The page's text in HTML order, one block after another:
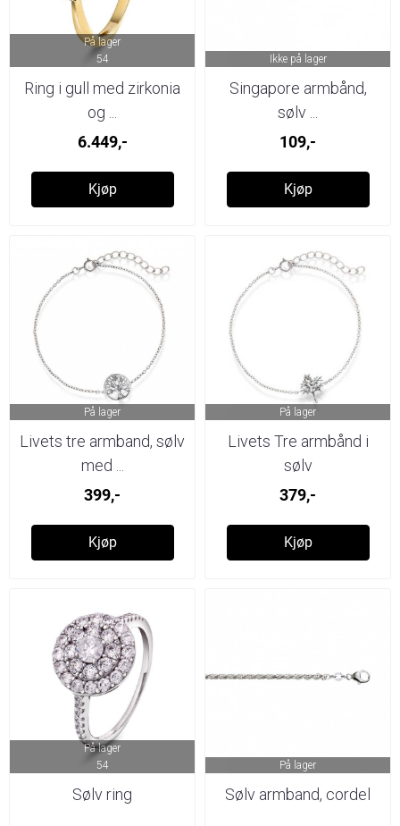
På lager
54
Ring i gull med zirkonia
og ...
6.449,-
Kjøp
Ikke på lager
Singapore armbånd,
sølv ...
109,-
Kjøp
På lager
Livets tre armband, sølv
med ...
399,-
Kjøp
På lager
Livets Tre armbånd i
sølv
379,-
Kjøp
På lager
54
Sølv ring
På lager
Sølv armband, cordel